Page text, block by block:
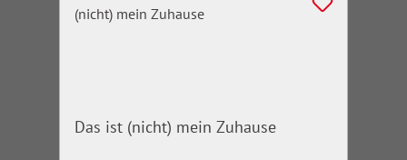
Das ist (nicht) mein Zuhause